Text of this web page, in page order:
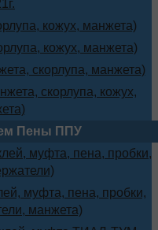
кожух, манжета)
кожух, манжета)
скорлупа, манжета)
скорлупа, кожух,
Пены ППУ
муфта, пена, пробки,
муфта, пена, пробки,
манжета)